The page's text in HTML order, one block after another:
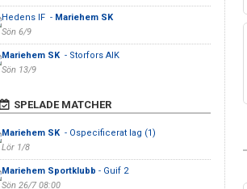
Hedens IF - Mariehem SK
Sön 6/9
Mariehem SK - Storfors AIK
Sön 13/9
SPELADE MATCHER
Mariehem SK - Ospecificerat lag (1)
Lör 1/8
Mariehem Sportklubb - Guif 2
Sön 26/7 08:00